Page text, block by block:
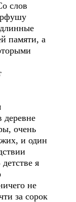
слов
памяти, а
деревне
очень
и один
я
не
за сорок